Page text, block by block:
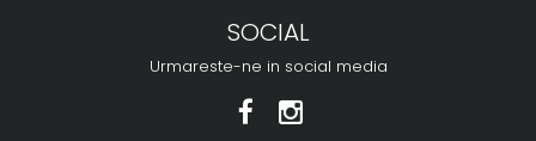
SOCIAL
Urmareste-ne in social media